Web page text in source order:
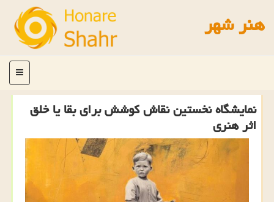
هنر شهر
منو
نمایشگاه نخستین نقاش كوشش برای بقا یا خلق
اثر هنری